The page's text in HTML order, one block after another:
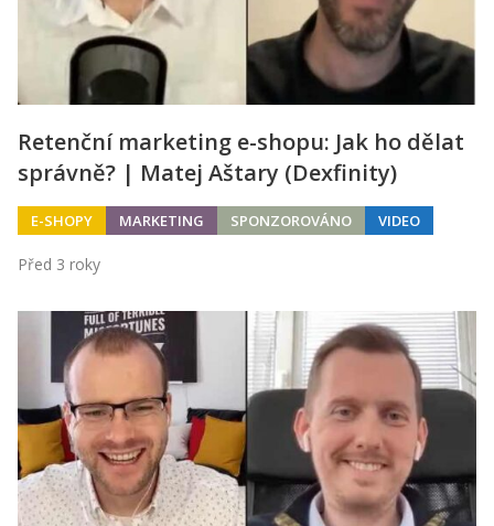
Retenční marketing e-shopu: Jak ho dělat
správně? | Matej Aštary (Dexfinity)
E-SHOPY MARKETING SPONZOROVÁNO VIDEO
Před 3 roky